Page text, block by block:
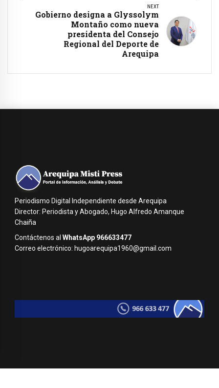
NEXT
Gobierno designa a Glyssolym
Montaño como nueva
presidenta del Consejo
Regional del Deporte de
Arequipa
Periodismo Digital Independiente desde Arequipa
Director: Periodista y Abogado, Hugo Alfredo Amanque
Chaiña
Contáctenos al WhatsApp 966633477
Correo electrónico: hugoarequipa1960@gmail.com